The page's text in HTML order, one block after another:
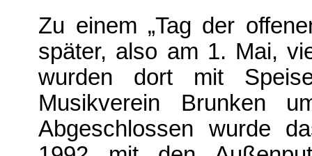
Zu einem „Tag der
später, also am 1. Mai,
wurden dort mit
Musikverein Brunken
Abgeschlossen wurde